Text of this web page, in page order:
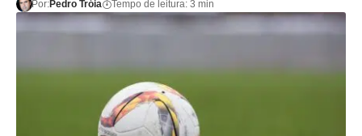
Por:Pedro Tróia Tempo de leitura: 3 min